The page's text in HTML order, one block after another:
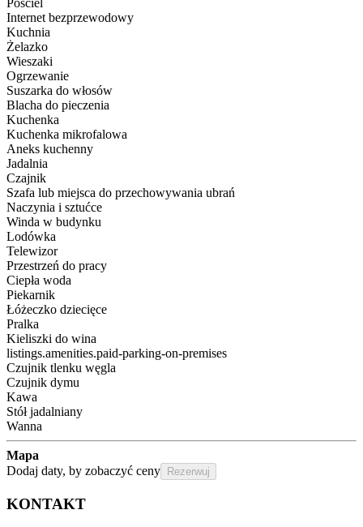
Internet bezprzewodowy
Kuchnia
Żelazko
Wieszaki
Ogrzewanie
Suszarka do włosów
Blacha do pieczenia
Kuchenka
Kuchenka mikrofalowa
Aneks kuchenny
Jadalnia
Czajnik
Szafa lub miejsca do przechowywania ubrań
Naczynia i sztućce
Winda w budynku
Lodówka
Telewizor
Przestrzeń do pracy
Ciepła woda
Piekarnik
Łóżeczko dziecięce
Pralka
Kieliszki do wina
listings.amenities.paid-parking-on-premises
Czujnik tlenku węgla
Czujnik dymu
Kawa
Stół jadalniany
Wanna
Mapa
Dodaj daty, by zobaczyć ceny
Rezerwuj
KONTAKT